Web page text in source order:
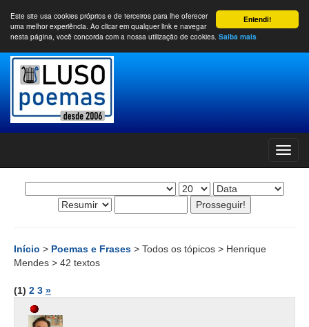
Entendi!
Este site usa cookies próprios e de terceiros para lhe oferecer
uma melhor experiência. Ao clicar em qualquer link e navegar
nesta página, você concorda com a nossa utilização de cookies. Saiba mais
Início > Poemas e Frases > Todos os tópicos > Henrique
Mendes > 42 textos
(1) 2 3 »